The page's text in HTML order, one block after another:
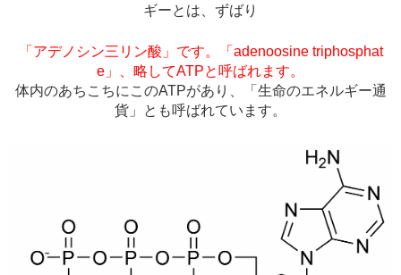
ギーとは、ずばり
「アデノシン三リン酸」です。「adenoosine triphosphat
e」、略してATPと呼ばれます。
体内のあちこちにこのATPがあり、「生命のエネルギー通
貨」とも呼ばれています。